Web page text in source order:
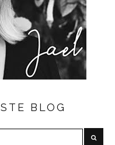
BLOG